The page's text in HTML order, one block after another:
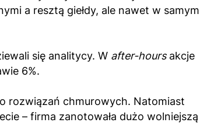
a resztą giełdy, ale nawet w samym
się analitycy. W after-hoursakcje
6%.
rozwiązań chmurowych. Natomiast
– firma zanotowała dużo wolniejszą